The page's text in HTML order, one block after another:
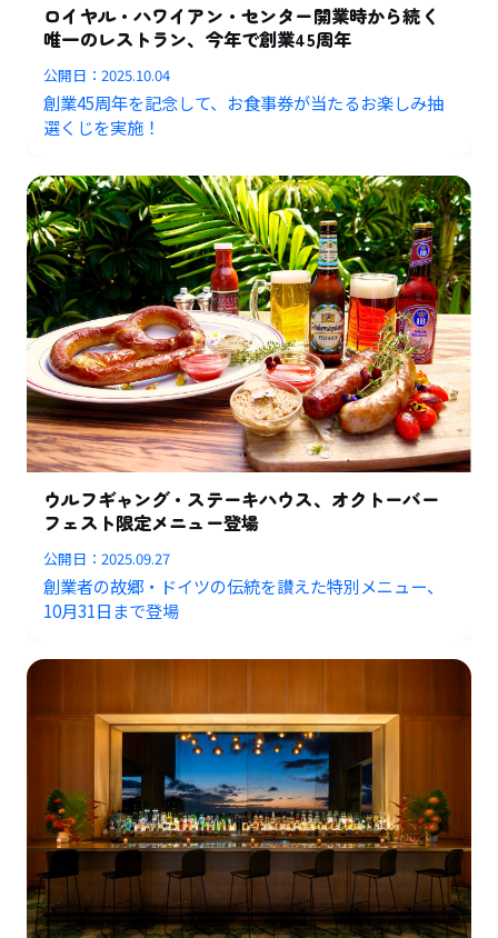
ロイヤル・ハワイアン・センター開業時から続く
唯一のレストラン、今年で創業45周年
公開日：2025.10.04
創業45周年を記念して、お食事券が当たるお楽しみ抽
選くじを実施！
ウルフギャング・ステーキハウス、オクトーバー
フェスト限定メニュー登場
公開日：2025.09.27
創業者の故郷・ドイツの伝統を讃えた特別メニュー、
10月31日まで登場